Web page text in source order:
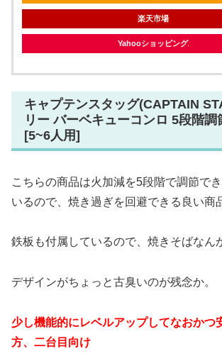
楽天市場
Yahooショッピング
キャプテンスタッグ(CAPTAIN
リー バーベキューコンロ 5段階調
[5~6人用]
こちらの商品は火加減を5段階で調節で
いるので、焼き過ぎを回避できる良い商
鉄板も付属しているので、焼きそばなん
デザインがちょっと古臭いのが残念か。
少し機能的にレベルアップしてなおかつ
方、二台目向け